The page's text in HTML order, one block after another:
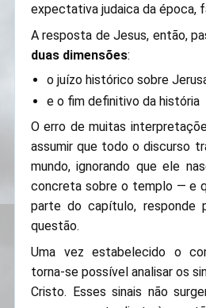
expectativa judaica da época,
A resposta de Jesus, então,
duas dimensões:
o juízo histórico sobre
e o fim definitivo da história
O erro de muitas
assumir que todo o discurso
mundo, ignorando que ele
concreta sobre o templo — e
parte do capítulo, responde
questão.
Uma vez estabelecido o
torna-se possível analisar os
Cristo. Esses sinais não